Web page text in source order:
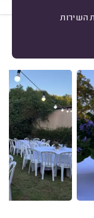
השירות